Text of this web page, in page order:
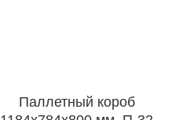
Паллетный короб